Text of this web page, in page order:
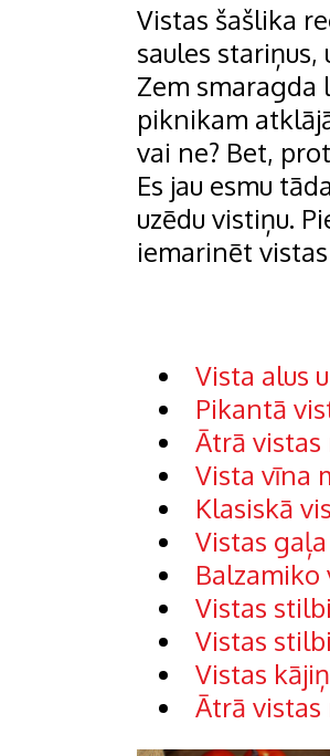
Vistas šašlika
saules
Zem smaragda
piknikam
vai ne? Bet,
Es jau esmu
uzēdu vistiņu.
iemarinēt
Vista alus
Pikantā
Ātrā
Vista vīna
Klasiskā
Vistas
Balzamiko
Vistas
Vistas
Vistas
Ātrā